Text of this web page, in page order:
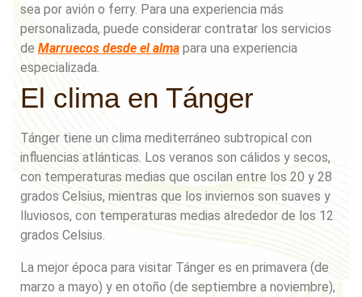
sea por avión o ferry. Para una experiencia más
personalizada, puede considerar contratar los servicios
de Marruecos desde el alma para una experiencia
especializada.
El clima en Tánger
Tánger tiene un clima mediterráneo subtropical con
influencias atlánticas. Los veranos son cálidos y secos,
con temperaturas medias que oscilan entre los 20 y 28
grados Celsius, mientras que los inviernos son suaves y
lluviosos, con temperaturas medias alrededor de los 12
grados Celsius.
La mejor época para visitar Tánger es en primavera (de
marzo a mayo) y en otoño (de septiembre a noviembre),